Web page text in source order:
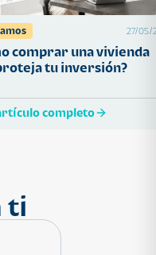
27/05/
comprar una vivienda
tu inversión?
completo
ti